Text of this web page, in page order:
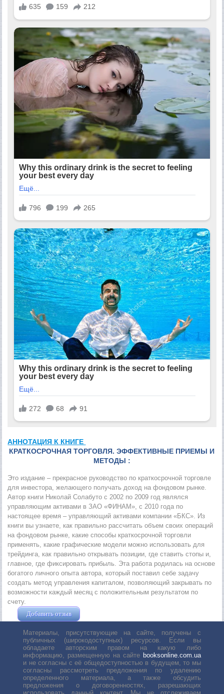
АННОТАЦИЯ К КНИГЕ
КРАТКОСРОЧНАЯ ТОРГОВЛЯ. ЭФФЕКТИВНЫЕ ПРИЕМЫ И
МЕТОДЫ :
Это издание – прекрасное руководство по краткосрочной торговле
для инвестора, желающего получать доход на фондовом рынке.
Автор книги Николай Солабуто с 2002 по 2009 год являлся
управляющим активами в ЗАО «ФИНАМ», с 2010 года по
настоящее время – управляющий активами компании «БКС». Из
книги вы узнаете, как правильно рассчитать объем своих операций
на фондовом рынке, какие способы краткосрочной торговли
применять, какие графические модели можно использовать для
трейдинга, как правильно открывать позиции, где ставить стопы и,
главное, где фиксировать прибыль. Эта работа родилась на основе
богатого личного опыта автора, который поставил себе задачу
создать метод управления капиталом, позволяющий закрывать по
возможности каждый месяц с положительным результатом по
счету.
Добавить отзыв
Материалы, присутствующие на сайте, получены с
публичных (широкодоступных) ресурсов. Если вы
обладаете авторским правом на какую либо
информацию, размещенную на сайте booksonline.com.ua
и не согласны с её общедоступностью в будущем, то мы
согласны рассмотреть предложения по удалению
определенного материала, а также обсудить
предложения о договоренностях, разрешающих